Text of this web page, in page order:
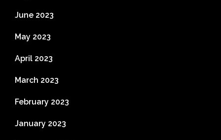
June 2023
May 2023
April 2023
March 2023
February 2023
January 2023